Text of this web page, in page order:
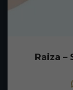
Raiza –